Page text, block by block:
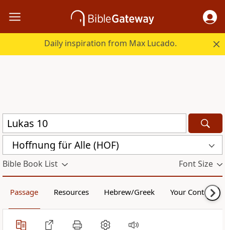
Daily inspiration from Max Lucado.
Hoffnung für Alle (HOF)
Bible Book List Font Size
Passage Resources Hebrew/Greek Your Content